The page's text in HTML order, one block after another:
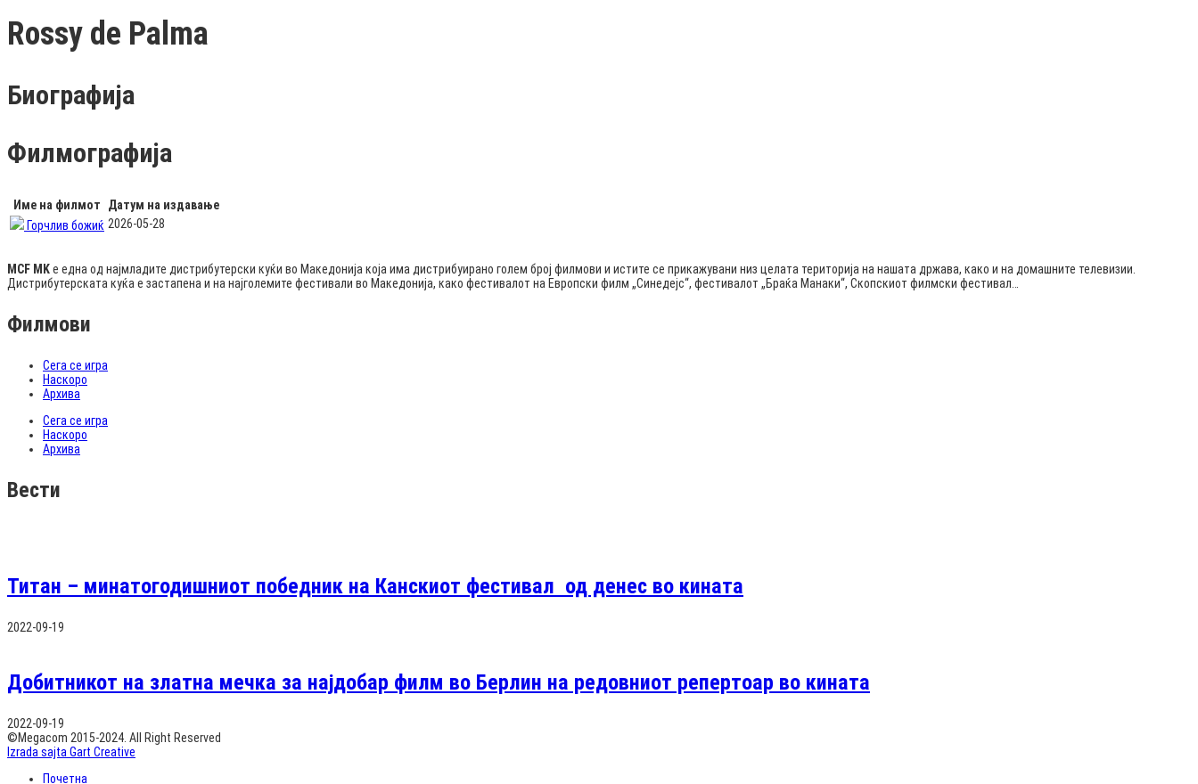
Rossy de Palma
Биографија
Филмографија
Име на филмот
Датум на издавање
Горчлив божиќ 2026-05-28
MCF MKе една од најмладите дистрибутерски куќи во Македонија која има дистрибуирано голем број филмови и истите се прикажувани низ целата територија на нашата држава, како и на домашните телевизии.
Дистрибутерската куќа е застапена и на најголемите фестивали во Македонија, како фестивалот на Европски филм „Синедејс“, фестивалот „Браќа Манаки“, Скопскиот филмски фестивал…
Филмови
Сега се игра
Наскоро
Архива
Сега се игра
Наскоро
Архива
Вести
Титан – минатогодишниот победник на Канскиот фестивал од денес во кината
2022-09-19
Добитникот на златна мечка за најдобар филм во Берлин на редовниот репертоар во кината
2022-09-19
©Megacom 2015-2024. All Right Reserved
Izrada sajta Gart Creative
Почетна